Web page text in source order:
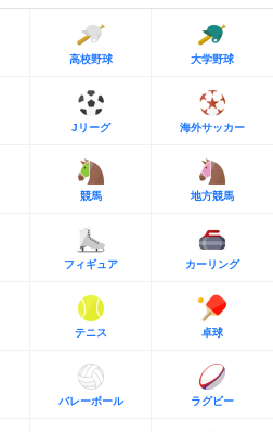
高校野球 大学野球
Jリーグ 海外サッカー
競馬 地方競馬
フィギュア カーリング
テニス 卓球
バレーボール ラグビー